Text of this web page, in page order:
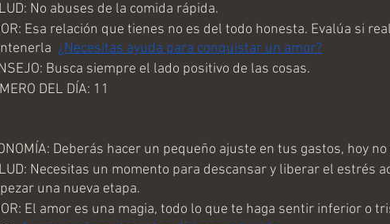
No abuses de la comida rápida.
Esa relación que tienes no es del todo honesta. Evalúa si
¿Necesitas ayuda para conquistar un amor?
Busca siempre el lado positivo de las cosas.
DEL DÍA: 11
Deberás hacer un pequeño ajuste en tus gastos, hoy
Necesitas un momento para descansar y liberar el estrés
una nueva etapa.
El amor es una magia, todo lo que te haga sentir inferior o